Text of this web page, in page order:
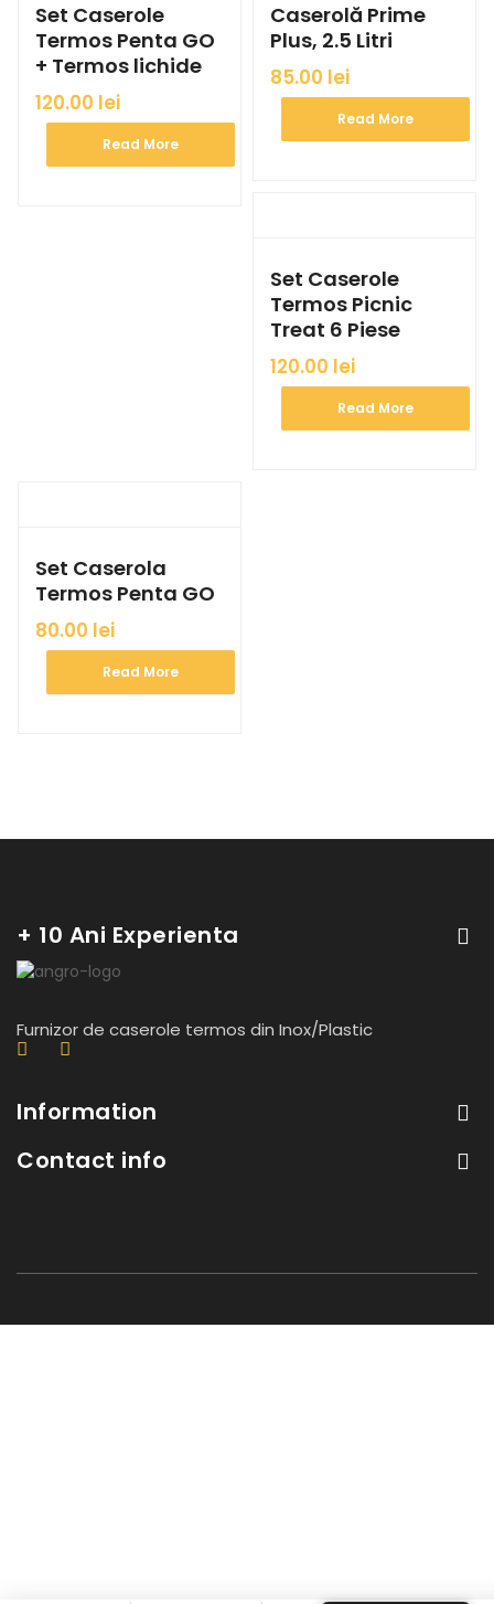
Set Caserole
Termos Penta GO
+ Termos lichide
120.00 lei
Read More
Caserolă Prime
Plus, 2.5 Litri
85.00 lei
Read More
Set Caserole
Termos Picnic
Treat 6 Piese
120.00 lei
Read More
Set Caserola
Termos Penta GO
80.00 lei
Read More
+ 10 Ani Experienta
Furnizor de caserole termos din Inox/Plastic
Information
Contact info